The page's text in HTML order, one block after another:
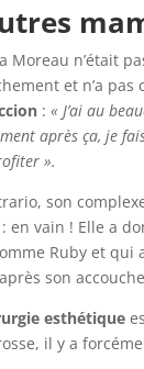
Moreau n’était
et n’a
:« J’ai au
après ça, je
».
son
en vain ! Elle a
Ruby et
son
esthétique
il y a